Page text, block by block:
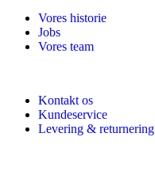
Vores historie
Jobs
Vores team
Kontakt os
Kundeservice
Levering & returnering